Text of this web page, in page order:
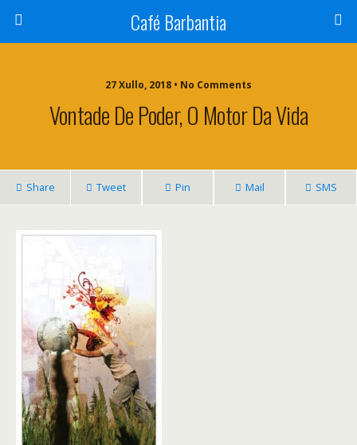
Café Barbantia
27 Xullo, 2018 • No Comments
Vontade De Poder, O Motor Da Vida
Share Tweet Pin Mail SMS